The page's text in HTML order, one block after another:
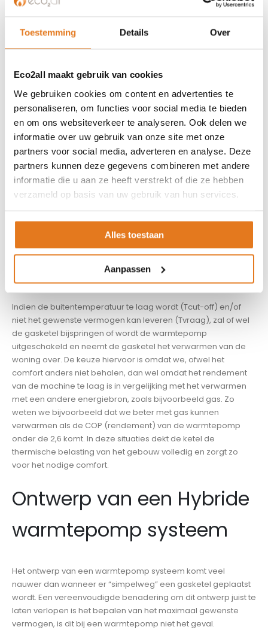
Toestemming Details Over
Eco2all maakt gebruik van cookies
We gebruiken cookies om content en advertenties te
personaliseren, om functies voor social media te bieden
en om ons websiteverkeer te analyseren. Ook delen we
informatie over uw gebruik van onze site met onze
partners voor social media, adverteren en analyse. Deze
partners kunnen deze gegevens combineren met andere
informatie die u aan ze heeft verstrekt of die ze hebben
verzameld op basis van uw gebruik van hun services.
Alles toestaan
Aanpassen
verwarmen. Zelfs wanneer er temperaturen nodig zijn van wel
aanwezig in de Luna warmtepomp, in feite voorstander van
het gebruik van de warmtepomp, zodat de meeste warmte
aanwezige omstandigheden (buitentemperatuur,
echter hoger is dan het vermogen dat door de warmtepomp
wordt geproduceerd, dan activeert, ter ondersteuning of ter
vervanging, de hybride sturing de gasketel of andere
warmtebron.
Met name de buitentemperatuur en de afvoertemperatuur zijn
van invloed op de werkingsefficiëntie van het hybridesysteem.
Om zoals gezegd het gebruik van hernieuwbare energie te
buitentemperatuur (klimaatcurve). Op deze manier neemt de
buitentemperatuur de aanvoertemperatuur van het systeem
zal dalen, waardoor het rendement van de warmtepomp
wordt verhoogd.
Indien de buitentemperatuur te laag wordt (Tcut-off) en/of
niet het gewenste vermogen kan leveren (Tvraag), zal of wel
de gasketel bijspringen of wordt de warmtepomp
uitgeschakeld en neemt de gasketel het verwarmen van de
woning over. De keuze hiervoor is omdat we, ofwel het
comfort anders niet behalen, dan wel omdat het rendement
van de machine te laag is in vergelijking met het verwarmen
met een andere energiebron, zoals bijvoorbeeld gas. Zo
weten we bijvoorbeeld dat we beter met gas kunnen
verwarmen als de COP (rendement) van de warmtepomp
onder de 2,6 komt. In deze situaties dekt de ketel de
thermische belasting van het gebouw volledig en zorgt zo
voor het nodige comfort.
Ontwerp van een Hybride
warmtepomp systeem
Het ontwerp van een warmtepomp systeem komt veel
nauwer dan wanneer er “simpelweg” een gasketel geplaatst
wordt. Een vereenvoudigde benadering om dit ontwerp juist te
laten verlopen is het bepalen van het maximaal gewenste
vermogen, is dit bij een warmtepomp niet het geval.